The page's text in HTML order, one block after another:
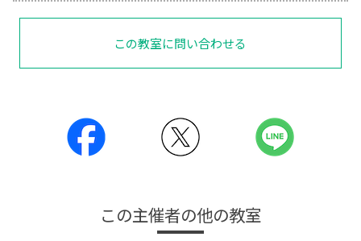
この教室に問い合わせる
この主催者の他の教室